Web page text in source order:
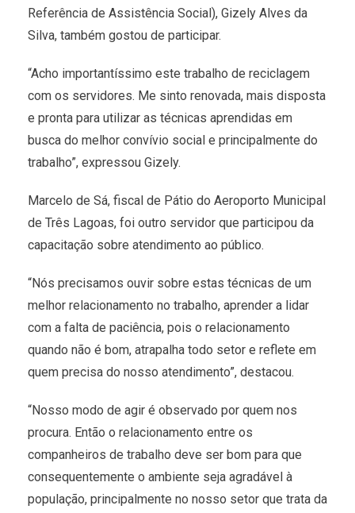
Referência de Assistência Social), Gizely Alves da
Silva, também gostou de participar.
“Acho importantíssimo este trabalho de reciclagem
com os servidores. Me sinto renovada, mais disposta
e pronta para utilizar as técnicas aprendidas em
busca do melhor convívio social e principalmente do
trabalho”, expressou Gizely.
Marcelo de Sá, fiscal de Pátio do Aeroporto Municipal
de Três Lagoas, foi outro servidor que participou da
capacitação sobre atendimento ao público.
“Nós precisamos ouvir sobre estas técnicas de um
melhor relacionamento no trabalho, aprender a lidar
com a falta de paciência, pois o relacionamento
quando não é bom, atrapalha todo setor e reflete em
quem precisa do nosso atendimento”, destacou.
“Nosso modo de agir é observado por quem nos
procura. Então o relacionamento entre os
companheiros de trabalho deve ser bom para que
consequentemente o ambiente seja agradável à
população, principalmente no nosso setor que trata da